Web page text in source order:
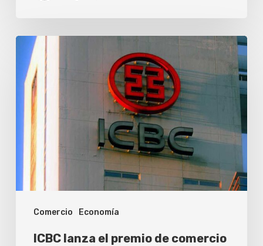
Comercio Economía
ICBC
lanza
premio
comercio
exterior
para
empresas
argentinas
ICBC lanza el premio de comercio